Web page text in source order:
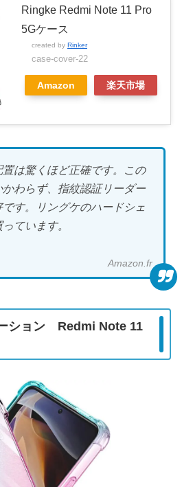
Ringke Redmi Note 11 Pro
5Gケース
created by Rinker
case-cover-22
Amazon 楽天市場
は驚くほど正確です。この
わらず、指紋認証リーダー
す。リングケのハードシェ
ています。
Amazon.fr
ション Redmi Note 11